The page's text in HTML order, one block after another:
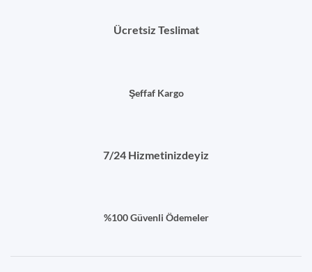
Ücretsiz Teslimat
Şeffaf Kargo
7/24 Hizmetinizdeyiz
%100 Güvenli Ödemeler